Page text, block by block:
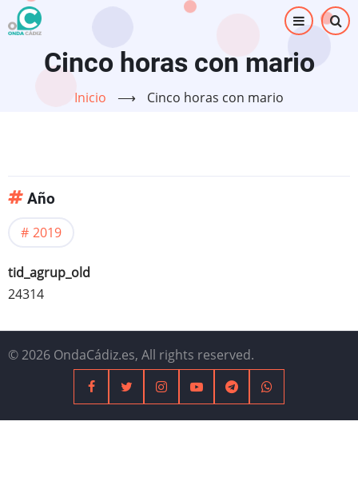
Pasar
al
contenido
principalCinco horas con mario
Inicio ⟶ Cinco horas con mario
Año
2019
tid_agrup_old
24314
© 2026 OndaCádiz.es, All rights reserved.